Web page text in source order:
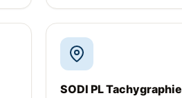
SODI PL Tachygraphie